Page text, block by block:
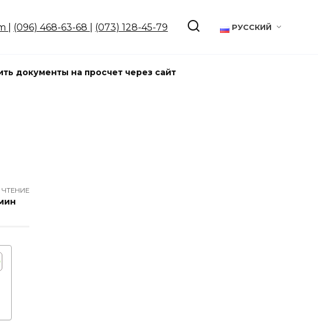
(096) 468-63-68 (073) 128-45-79 РУССКИЙ
документы на просчет через сайт
ЧТЕНИЕ